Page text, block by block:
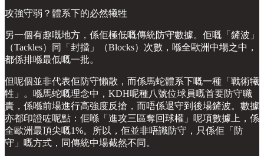
攻強守弱？體系下的必然犧牲
另一個有趣嘅地方，係佢極低嘅傳統防守數據。佢嘅「鏟波」
（Tackles）同「封擋」（Blocks）次數，喺全歐洲中場之中，
都係排喺最低嘅一批。
但呢個並非代表佢防守懶散，而係馬蛇體系下嘅一種「戰術犧
牲」。喺馬蛇嘅理念中，KDH呢種八號位球員嘅首要防守職
責，係喺前場進行高強度反搶，而唔係退守到後場鏟波。數據
亦都印證咗呢點：佢喺「進攻三區奪回球權」呢項數據上，係
全歐洲最頂尖嘅1%。所以，佢並非唔識防守，只係佢「防
守」嘅方式，同傳統中場截然不同。